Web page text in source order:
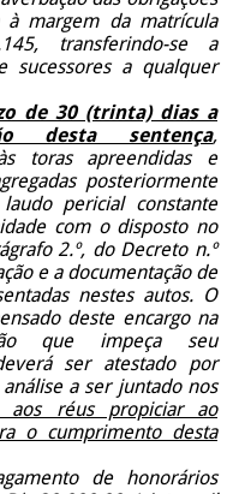
à margem da matrícula
transferindo-se a
sucessores a qualquer
de 30 (trinta) dias a
desta sentença,
toras apreendidas e
posteriormente
pericial constante
com o disposto no
2.º, do Decreto n.º
e a documentação de
nestes autos. O
deste encargo na
que impeça seu
ser atestado por
a ser juntado nos
aos réus propiciar ao
o cumprimento desta
de honorários